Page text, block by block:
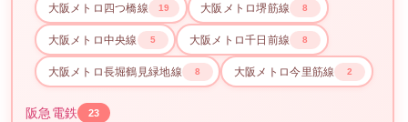
大阪メトロ四つ橋線 19 大阪メトロ堺筋線 8
大阪メトロ中央線 5 大阪メトロ千日前線 8
大阪メトロ長堀鶴見緑地線 8 大阪メトロ今里筋線 2
阪急電鉄 23